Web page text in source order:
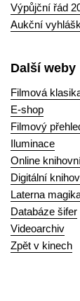
Výpůjční řád
Aukční
Další weby
Filmová
E-shop
Filmový
Iluminace
Online
Digitální
Laterna
Databáze šifer
Videoarchiv
Zpět v kinech